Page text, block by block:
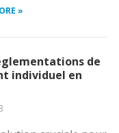
»
de
individuel en